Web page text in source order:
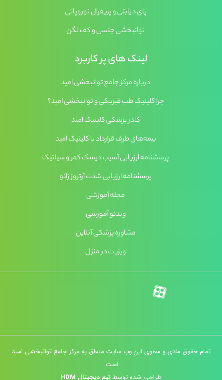
پای دیابتی و پریفرال نوروپاتی
توانبخشی جنسی و کف لگن
لینک های پر کاربرد
درباره مرکز جامع توانبخشی امید
چرا کلینیک طب فیزیکی و توانبخشی امید؟
کادر پزشکی کلینیک امید
بیمه‌های طرف قرارداد با کلینیک امید
پرسشنامه ارزیابی آسیب دیسک کمر و سیاتیک
پرسشنامه ارزیابی شدت آرتروز زانو
مجله آموزشی
ویدئو آموزشی
مشاوره پزشکی آنلاین
ویزیت در منزل
تمام حقوق مادی و معنوی این وب سایت متعلق به مرکز جامع توانبخشی امید
است.
طراحی شده توسطتیم دیجیتال HDM